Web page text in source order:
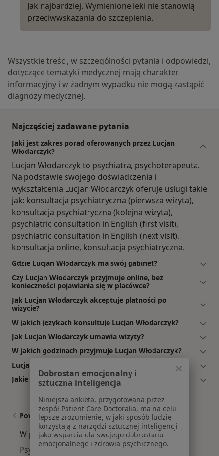
Jak najbardziej. Wymienione leki nie stanowią
przeciwwskazania do szczepienia.
Wszystkie treści, w szczególności pytania i odpowiedzi,
dotyczące tematyki medycznej mają charakter
informacyjny i w żadnym wypadku nie mogą zastąpić
diagnozy medycznej.
Najczęściej zadawane pytania
Jaki jest zakres porad oferowanych przez Lucjan
Włodarczyk?
Lucjan Włodarczyk to psychiatra, psychoterapeuta.
Na podstawie swojego doświadczenia i
wykształcenia Lucjan Włodarczyk oferuje usługi takie
jak: konsultacja psychiatryczna (pierwsza wizyta),
konsultacja psychiatryczna (kolejna wizyta),
psychiatric consultation in English (first visit),
psychiatric consultation in English (next visit),
konsultacja online, konsultacja psychiatryczna.
Gdzie Lucjan Włodarczyk ma swój gabinet?
Czy Lucjan Włodarczyk przyjmuje online, bez
konieczności pojawiania się w placówce?
Jak Lucjan Włodarczyk akceptuje płatności po
wizycie?
W jakich językach konsultuje Lucjan Włodarczyk?
Jak Lucjan Włodarczyk umawia wizyty?
W jakich godzinach przyjmuje Lucjan Włodarczyk?
Lucjan Włodarczyk: co mówią pacjenci?
Jakie ubezpieczenia akceptuje Lucjan Włodarczyk?
Powiązane wyszukiwania
W pobliżu Przemyśla
Psychiatrzy w Jarosławiu
Dobrostan emocjonalny i
sztuczna inteligencja
Niniejsza ankieta, przygotowana przez
zespół Patient Care Doctoralia, ma na celu
lepsze zrozumienie, w jaki sposób ludzie
korzystają z narzędzi sztucznej inteligencji
jako wsparcia dla swojego dobrostanu
emocjonalnego i zdrowia psychicznego.